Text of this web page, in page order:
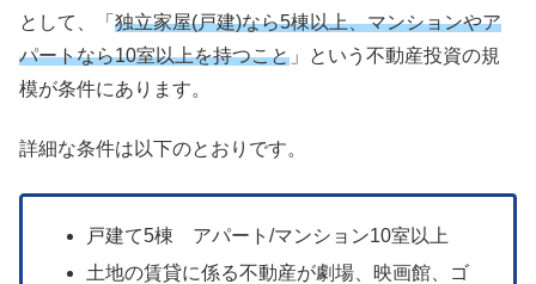
として、「 独立家屋(戸建)なら5棟以上、マンションやア
パートなら10室以上を持つこと 」という不動産投資の規
模が条件にあります。
詳細な条件は以下のとおりです。
戸建て5棟 アパート/マンション10室以上
土地の賃貸に係る不動産が劇場、映画館、ゴ